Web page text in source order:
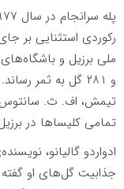
ملى برزیل و
و ۲۸۱ گل به ثمر
تیمش، اف. ث. سانتوس،
تمامی کلیساها در
ادواردو گالیانو،
جذابیت گل‌های او